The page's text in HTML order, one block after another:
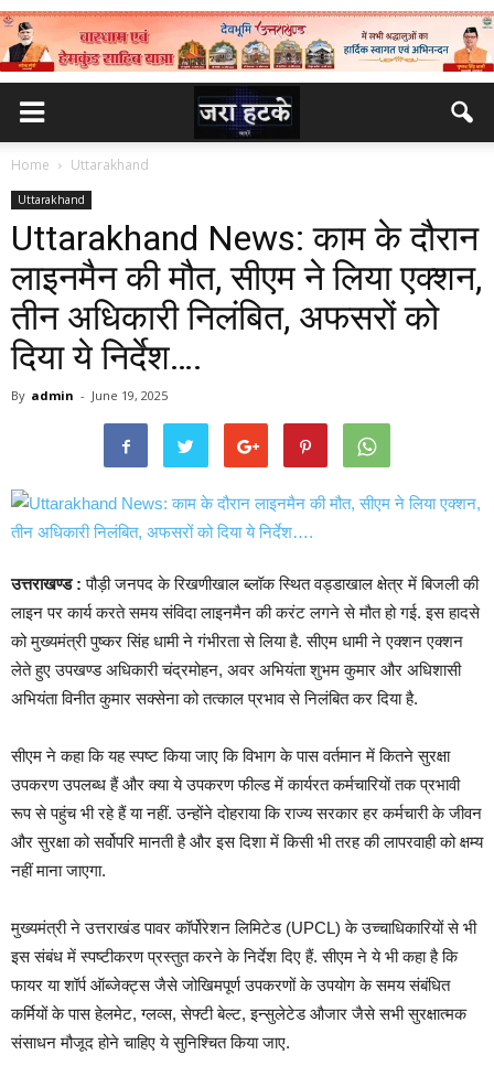
Home Uttarakhand
Uttarakhand
Uttarakhand News: काम के दौरान
लाइनमैन की मौत, सीएम ने लिया एक्शन,
तीन अधिकारी निलंबित, अफसरों को
दिया ये निर्देश….
By admin - June 19, 2025
उत्तराखण्ड : पौड़ी जनपद के रिखणीखाल ब्लॉक स्थित वड्डाखाल क्षेत्र में बिजली की
लाइन पर कार्य करते समय संविदा लाइनमैन की करंट लगने से मौत हो गई. इस हादसे
को मुख्यमंत्री पुष्कर सिंह धामी ने गंभीरता से लिया है. सीएम धामी ने एक्शन एक्शन
लेते हुए उपखण्ड अधिकारी चंद्रमोहन, अवर अभियंता शुभम कुमार और अधिशासी
अभियंता विनीत कुमार सक्सेना को तत्काल प्रभाव से निलंबित कर दिया है.
सीएम ने कहा कि यह स्पष्ट किया जाए कि विभाग के पास वर्तमान में कितने सुरक्षा
उपकरण उपलब्ध हैं और क्या ये उपकरण फील्ड में कार्यरत कर्मचारियों तक प्रभावी
रूप से पहुंच भी रहे हैं या नहीं. उन्होंने दोहराया कि राज्य सरकार हर कर्मचारी के जीवन
और सुरक्षा को सर्वोपरि मानती है और इस दिशा में किसी भी तरह की लापरवाही को क्षम्य
नहीं माना जाएगा.
मुख्यमंत्री ने उत्तराखंड पावर कॉर्पोरेशन लिमिटेड (UPCL) के उच्चाधिकारियों से भी
इस संबंध में स्पष्टीकरण प्रस्तुत करने के निर्देश दिए हैं. सीएम ने ये भी कहा है कि
फायर या शॉर्प ऑब्जेक्ट्स जैसे जोखिमपूर्ण उपकरणों के उपयोग के समय संबंधित
कर्मियों के पास हेलमेट, ग्लव्स, सेफ्टी बेल्ट, इन्सुलेटेड औजार जैसे सभी सुरक्षात्मक
संसाधन मौजूद होने चाहिए ये सुनिश्चित किया जाए.